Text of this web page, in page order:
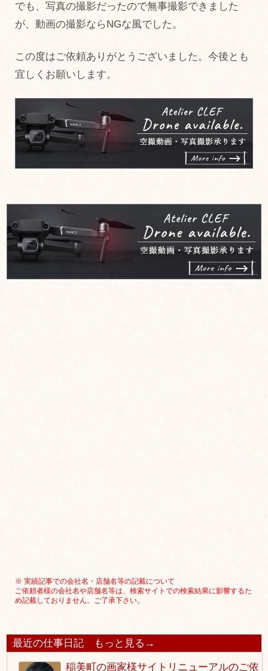
でも、写真の撮影だったので無事撮影できました
が、動画の撮影ならNGな風でした。
この度はご依頼ありがとうございました。今後とも
宜しくお願いします。
※ 実績記事での会社名・店舗名等の記載について
ご依頼者様の会社名や店舗名等は、検索サイトでの検索結果に影響するた
め記載しておりません。ご了承下さい。
最近の仕事日記 もっと見る→
稲美町の画家様サイトリニューアルのご依